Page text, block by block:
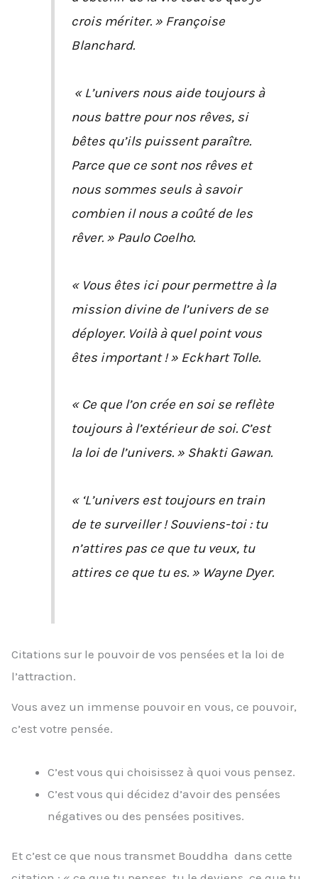
crois mériter. » Françoise
Blanchard.
« L’univers nous aide toujours à
nous battre pour nos rêves, si
bêtes qu’ils puissent paraître.
Parce que ce sont nos rêves et
nous sommes seuls à savoir
combien il nous a coûté de les
rêver. » Paulo Coelho.
« Vous êtes ici pour permettre à la
mission divine de l’univers de se
déployer. Voilà à quel point vous
êtes important ! » Eckhart Tolle.
« Ce que l’on crée en soi se reflète
toujours à l’extérieur de soi. C’est
la loi de l’univers. » Shakti Gawan.
« ‘L’univers est toujours en train
de te surveiller ! Souviens-toi : tu
n’attires pas ce que tu veux, tu
attires ce que tu es. » Wayne Dyer.
Citations sur le pouvoir de vos pensées et la loi de
l’attraction.
Vous avez un immense pouvoir en vous, ce pouvoir,
c’est votre pensée.
C’est vous qui choisissez à quoi vous pensez.
C’est vous qui décidez d’avoir des pensées
négatives ou des pensées positives.
Et c’est ce que nous transmet Bouddha dans cette